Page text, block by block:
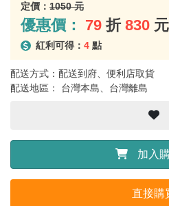
定價： 1050 元
優惠價： 79 折 830 元
紅利可得： 4 點
配送方式：配送到府、便利店取貨
配送地區： 台灣本島、台灣離島
加入
直接購